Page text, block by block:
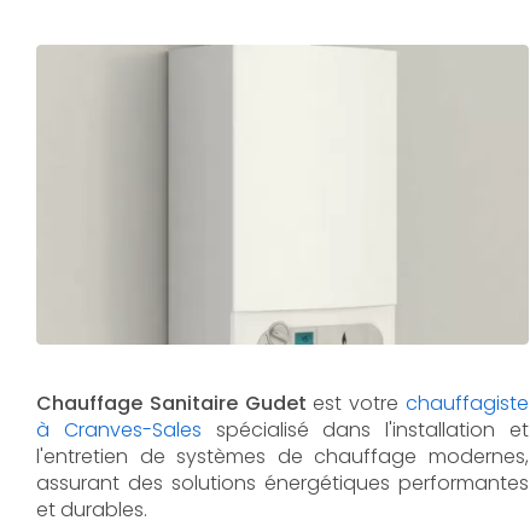
Chauffage Sanitaire Gudet est votre chauffagiste
à Cranves-Sales spécialisé dans l'installation et
l'entretien de systèmes de chauffage modernes,
assurant des solutions énergétiques performantes
et durables.